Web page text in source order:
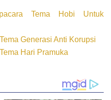
Tema Hobi Untuk
Generasi Anti Korupsi
Hari Pramuka